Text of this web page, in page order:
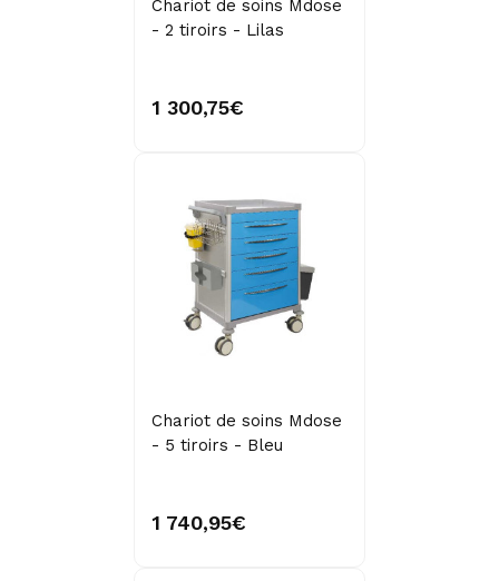
Chariot de soins Mdose
- 2 tiroirs - Lilas
1 300,75€
Chariot de soins Mdose
- 5 tiroirs - Bleu
1 740,95€